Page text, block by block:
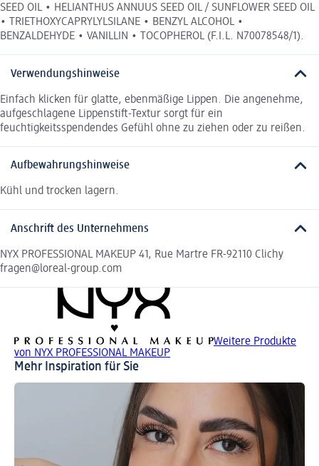
SEED OIL • HELIANTHUS ANNUUS SEED OIL / SUNFLOWER SEED OIL
• TRIETHOXYCAPRYLYLSILANE • BENZYL ALCOHOL •
BENZALDEHYDE • VANILLIN • TOCOPHEROL (F.I.L. N70078548/1).
Verwendungshinweise
Einfach klicken für glatte, ebenmäßige Lippen. Die angenehme,
aufgeschlagene Lippenstift-Textur sorgt für ein
feuchtigkeitsspendendes Gefühl ohne zu ziehen oder zu reißen.
Aufbewahrungshinweise
Kühl und trocken lagern.
Anschrift des Unternehmens
NYX PROFESSIONAL MAKEUP 41, Rue Martre FR-92110 Clichy
fragen@loreal-group.com
Weitere Produkte
von NYX PROFESSIONAL MAKEUP
Mehr Inspiration für Sie